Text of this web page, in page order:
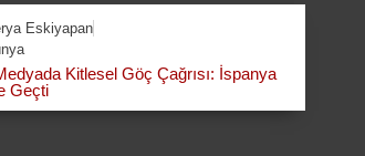
Eskiyapan
Kitlesel Göç Çağrısı: İspanya
Geçti